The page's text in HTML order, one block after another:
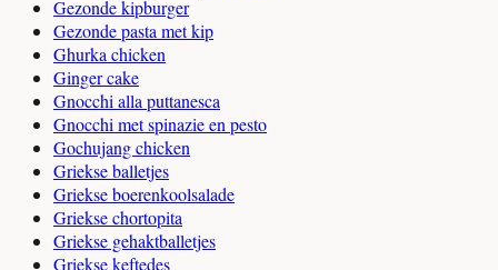
Gezonde kipburger
Gezonde pasta met kip
Ghurka chicken
Ginger cake
Gnocchi alla puttanesca
Gnocchi met spinazie en pesto
Gochujang chicken
Griekse balletjes
Griekse boerenkoolsalade
Griekse chortopita
Griekse gehaktballetjes
Griekse keftedes